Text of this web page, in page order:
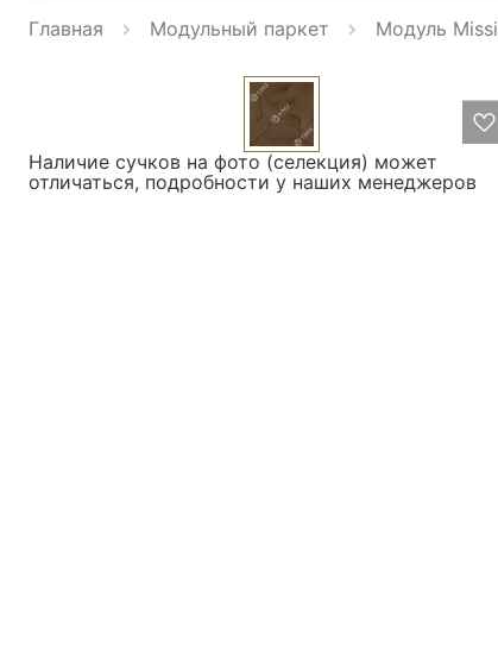
Главная Модульный паркет Модуль
Наличие сучков на фото (селекция) может
отличаться, подробности у наших менеджеров